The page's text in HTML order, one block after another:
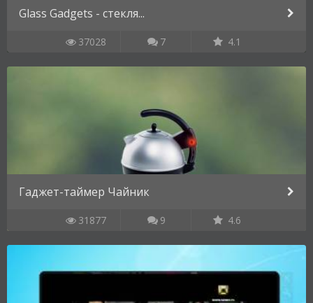
Glass Gadgets - стекля...
37028 7 4.1
Гаджет-таймер Чайник
31877 9 4.6